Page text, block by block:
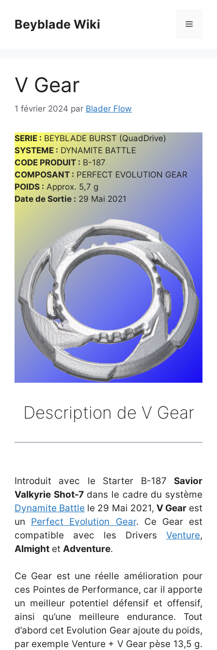
contenuBeyblade Wiki Menu
V Gear
1 février 2024 par Blader Flow
SERIE : BEYBLADE BURST (QuadDrive)
SYSTEME : DYNAMITE BATTLE
CODE PRODUIT : B-187
COMPOSANT : PERFECT EVOLUTION GEAR
POIDS : Approx. 5,7 g
Date de Sortie : 29 Mai 2021
Description de V Gear
Introduit avec le Starter B-187 Savior
Valkyrie Shot-7dans le cadre du système
Dynamite Battle le 29 Mai 2021, V Gearest
un Perfect Evolution Gear. Ce Gear est
compatible avec les Drivers Venture,
Almight et Adventure.
Ce Gear est une réelle amélioration pour
ces Pointes de Performance, car il apporte
un meilleur potentiel défensif et offensif,
ainsi qu’une meilleure endurance. Tout
d’abord cet Evolution Gear ajoute du poids,
par exemple Venture + V Gear pèse 13,5 g.